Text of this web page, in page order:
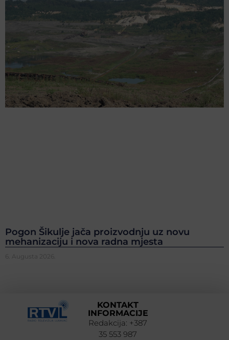
Pogon Šikulje jača proizvodnju uz novu
mehanizaciju i nova radna mjesta
6. Augusta 2026.
KONTAKT
INFORMACIJE
Redakcija: +387
35 553 987